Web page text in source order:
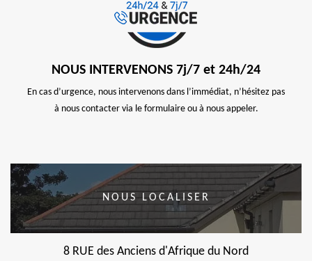
NOUS INTERVENONS 7j/7 et 24h/24
En cas d’urgence, nous intervenons dans l’immédiat, n’hésitez pas
à nous contacter via le formulaire ou à nous appeler.
NOUS LOCALISER
8 RUE des Anciens d'Afrique du Nord